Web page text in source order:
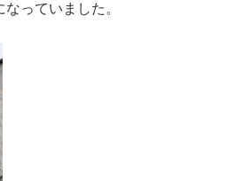
っていました。